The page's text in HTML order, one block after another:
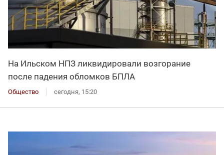
На Ильском НПЗ ликвидировали возгорание
после падения обломков БПЛА
Общество сегодня, 15:20